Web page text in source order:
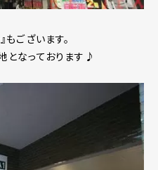
ございます。
となっております♪